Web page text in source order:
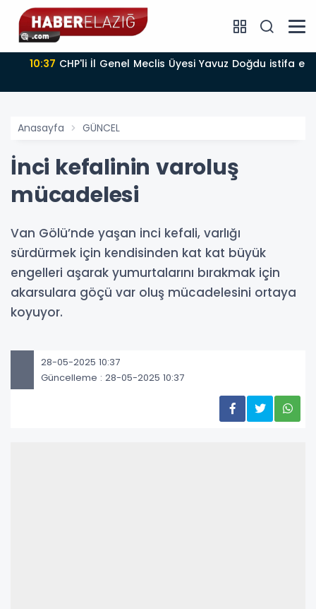
10:37 CHP'li İl Genel Meclis Üyesi Yavuz Doğdu istifa etti
Anasayfa GÜNCEL
İnci kefalinin varoluş
mücadelesi
Van Gölü’nde yaşan inci kefali, varlığı
sürdürmek için kendisinden kat kat büyük
engelleri aşarak yumurtalarını bırakmak için
akarsulara göçü var oluş mücadelesini ortaya
koyuyor.
28-05-2025 10:37
Güncelleme : 28-05-2025 10:37